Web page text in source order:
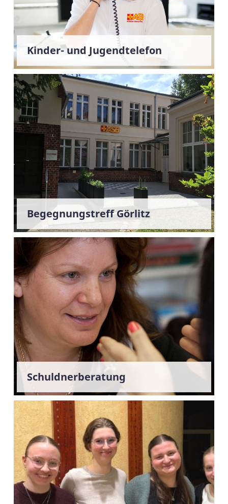
Kinder- und Jugendtelefon
Begegnungstreff Görlitz
Schuldnerberatung